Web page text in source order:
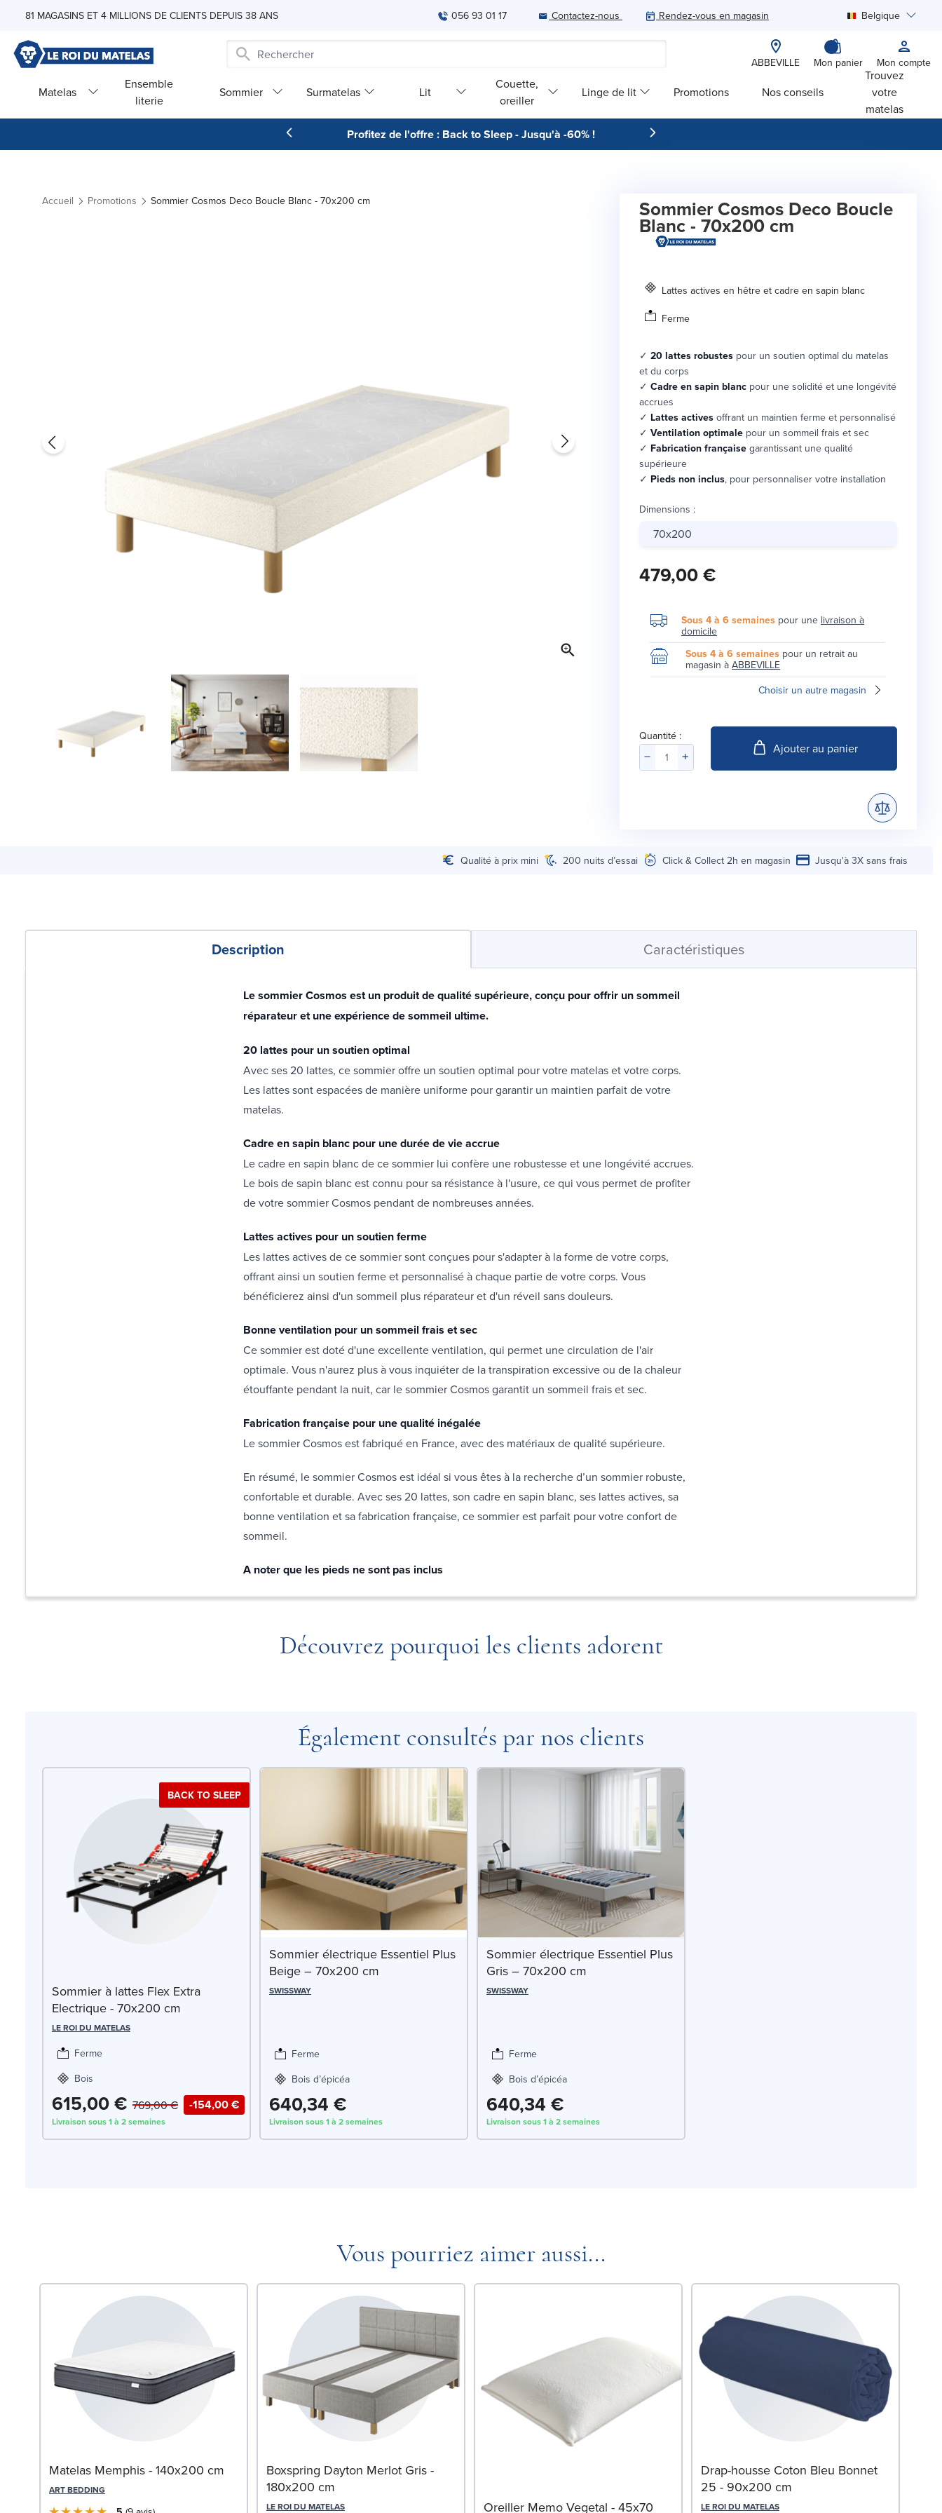
81 MAGASINS ET 4 MILLIONS DE CLIENTS DEPUIS 38 ANS 056 93 01 17 Contactez-nous Rendez-vous en magasin Belgique
ABBEVILLE Mon panier Mon compte
Matelas
Ensemble
literie
Sommier Surmatelas Lit
Couette,
oreiller
Linge de lit Promotions Nos conseils
Trouvez
votre
matelas
Profitez de l'offre : Back to Sleep - Jusqu'à -60% !
Accueil Promotions Sommier Cosmos Deco Boucle Blanc - 70x200 cm Sommier Cosmos Deco Boucle
Blanc - 70x200 cm
Lattes actives en hêtre et cadre en sapin blanc
Ferme
✓ 20 lattes robustes pour un soutien optimal du matelas
et du corps
✓ Cadre en sapin blanc pour une solidité et une longévité
accrues
✓ Lattes actives offrant un maintien ferme et personnalisé
✓ Ventilation optimale pour un sommeil frais et sec
✓ Fabrication française garantissant une qualité
supérieure
✓ Pieds non inclus, pour personnaliser votre installation
Dimensions :
70x200
479,00 €
Sous 4 à 6 semaines pour une livraison à
domicile
Sous 4 à 6 semaines pour un retrait au
magasin à ABBEVILLE
Choisir un autre magasin
Quantité :
Ajouter au panier
Qualité à prix mini 200 nuits d’essai Click & Collect 2h en magasin Jusqu'à 3X sans frais
Description Caractéristiques
Le sommier Cosmos est un produit de qualité supérieure, conçu pour offrir un sommeil
réparateur et une expérience de sommeil ultime.
20 lattes pour un soutien optimal
Avec ses 20 lattes, ce sommier offre un soutien optimal pour votre matelas et votre corps.
Les lattes sont espacées de manière uniforme pour garantir un maintien parfait de votre
matelas.
Cadre en sapin blanc pour une durée de vie accrue
Le cadre en sapin blanc de ce sommier lui confère une robustesse et une longévité accrues.
Le bois de sapin blanc est connu pour sa résistance à l'usure, ce qui vous permet de profiter
de votre sommier Cosmos pendant de nombreuses années.
Lattes actives pour un soutien ferme
Les lattes actives de ce sommier sont conçues pour s'adapter à la forme de votre corps,
offrant ainsi un soutien ferme et personnalisé à chaque partie de votre corps. Vous
bénéficierez ainsi d'un sommeil plus réparateur et d'un réveil sans douleurs.
Bonne ventilation pour un sommeil frais et sec
Ce sommier est doté d'une excellente ventilation, qui permet une circulation de l'air
optimale. Vous n'aurez plus à vous inquiéter de la transpiration excessive ou de la chaleur
étouffante pendant la nuit, car le sommier Cosmos garantit un sommeil frais et sec.
Fabrication française pour une qualité inégalée
Le sommier Cosmos est fabriqué en France, avec des matériaux de qualité supérieure.
En résumé, le sommier Cosmos est idéal si vous êtes à la recherche d’un sommier robuste,
confortable et durable. Avec ses 20 lattes, son cadre en sapin blanc, ses lattes actives, sa
bonne ventilation et sa fabrication française, ce sommier est parfait pour votre confort de
sommeil.
A noter que les pieds ne sont pas inclus
Découvrez pourquoi les clients adorent
Également consultés par nos clients
BACK TO SLEEP
Sommier à lattes Flex Extra
Electrique - 70x200 cm
LE ROI DU MATELAS
Ferme
Bois
615,00 € -154,00 €
769,00 €
Livraison sous 1 à 2 semaines
Sommier électrique Essentiel Plus
Beige – 70x200 cm
SWISSWAY
Ferme
Bois d’épicéa
640,34 €
Livraison sous 1 à 2 semaines
Sommier électrique Essentiel Plus
Gris – 70x200 cm
SWISSWAY
Ferme
Bois d’épicéa
640,34 €
Livraison sous 1 à 2 semaines
Vous pourriez aimer aussi...
Matelas Memphis - 140x200 cm
ART BEDDING
Boxspring Dayton Merlot Gris -
180x200 cm
LE ROI DU MATELAS Oreiller Memo Vegetal - 45x70
Drap-housse Coton Bleu Bonnet
25 - 90x200 cm
LE ROI DU MATELAS